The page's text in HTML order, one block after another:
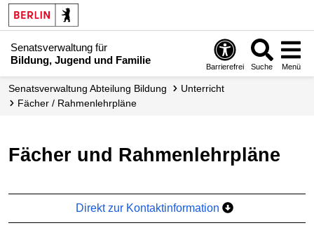
Senatsverwaltung für
Bildung, Jugend und Familie
Barrierefrei Suche Menü
Senats­verwaltung Abteilung Bildung
Unterricht
Fächer / Rahmen­lehrpläne
Fächer und Rahmenlehrpläne
Direkt zur Kontaktinformation